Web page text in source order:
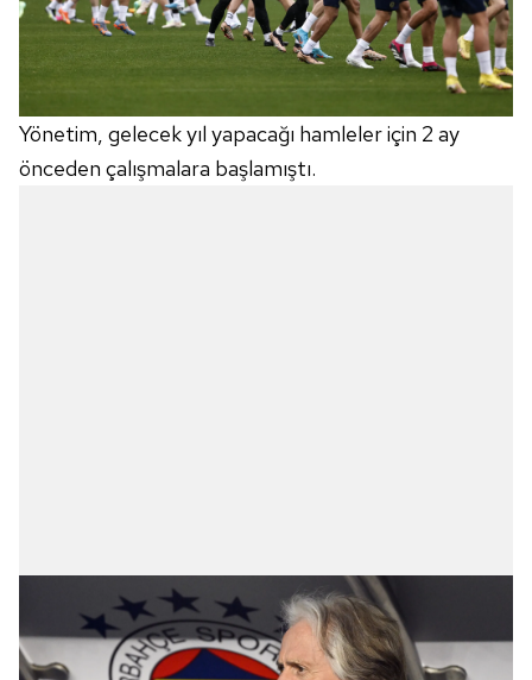
Yönetim, gelecek yıl yapacağı hamleler için 2 ay
önceden çalışmalara başlamıştı.